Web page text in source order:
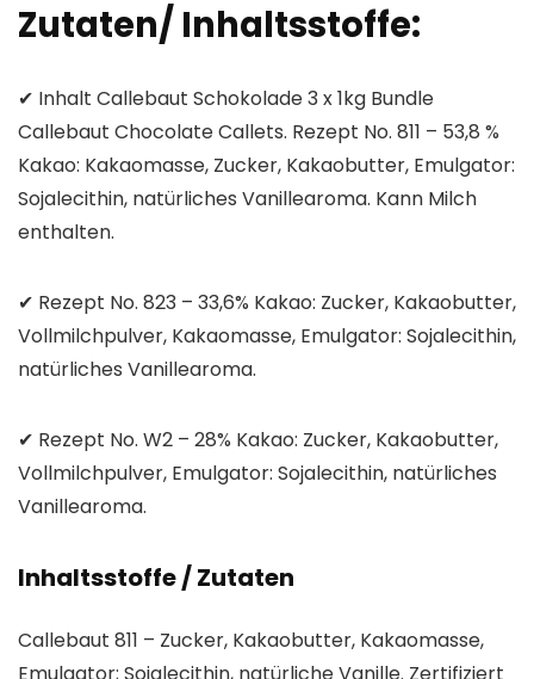
Zutaten/ Inhaltsstoffe:
✔ Inhalt Callebaut Schokolade 3 x 1kg Bundle
Callebaut Chocolate Callets. Rezept No. 811 – 53,8 %
Kakao: Kakaomasse, Zucker, Kakaobutter, Emulgator:
Sojalecithin, natürliches Vanillearoma. Kann Milch
enthalten.
✔ Rezept No. 823 – 33,6% Kakao: Zucker, Kakaobutter,
Vollmilchpulver, Kakaomasse, Emulgator: Sojalecithin,
natürliches Vanillearoma.
✔ Rezept No. W2 – 28% Kakao: Zucker, Kakaobutter,
Vollmilchpulver, Emulgator: Sojalecithin, natürliches
Vanillearoma.
Inhaltsstoffe / Zutaten
Callebaut 811 – Zucker, Kakaobutter, Kakaomasse,